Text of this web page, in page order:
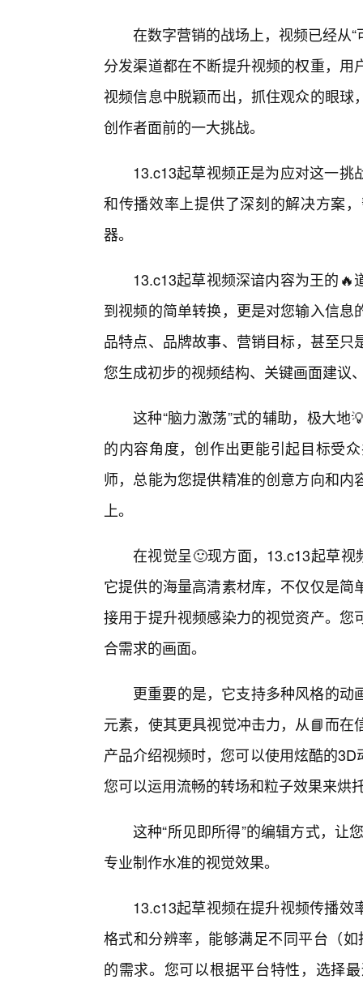
在数字营销的战场上，视频已经从
分发渠道都在不断提升视频的权重，
视频信息中脱颖而出，抓住观众的眼
创作者面前的一大挑战。
13.c13起草视频正是为应对这一
和传播效率上提供了深刻的解决方案
器。
13.c13起草视频深谙内容为王的
到视频的简单转换，更是对您输入信
品特点、品牌故事、营销目标，甚至
您生成初步的视频结构、关键画面建议
这种“脑力激荡”式的辅助，极大
的内容角度，创作出更能引起目标受
师，总能为您提供精准的创意方向和
上。
在视觉呈🙂现方面，13.c13起草视
它提供的海量高清素材库，不仅仅是
接用于提升视频感染力的视觉资产。
合需求的画面。
更重要的是，它支持多种风格的
元素，使其更具视觉冲击力，从📘而
产品介绍视频时，您可以使用炫酷的
您可以运用流畅的转场和粒子效果来烘
这种“所见即所得”的编辑方式，让
专业制作水准的视觉效果。
13.c13起草视频在提升视频传播
格式和分辨率，能够满足不同平台（
的需求。您可以根据平台特性，选择